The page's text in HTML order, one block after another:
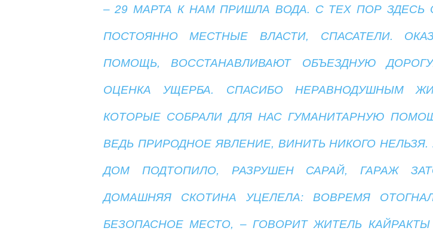
– 29 МАРТА К НАМ ПРИШЛА ВОДА. С ТЕХ ПОР ЗДЕСЬ
ПОСТОЯННО МЕСТНЫЕ ВЛАСТИ, СПАСАТЕЛИ.
ПОМОЩЬ, ВОССТАНАВЛИВАЮТ ОБЪЕЗДНУЮ
ОЦЕНКА УЩЕРБА. СПАСИБО НЕРАВНОДУШНЫМ
КОТОРЫЕ СОБРАЛИ ДЛЯ НАС ГУМАНИТАРНУЮ
ВЕДЬ ПРИРОДНОЕ ЯВЛЕНИЕ, ВИНИТЬ НИКОГО
ДОМ ПОДТОПИЛО, РАЗРУШЕН САРАЙ, ГАРАЖ
ДОМАШНЯЯ СКОТИНА УЦЕЛЕЛА: ВОВРЕМЯ
БЕЗОПАСНОЕ МЕСТО, – ГОВОРИТ ЖИТЕЛЬ КАЙРАКТЫ